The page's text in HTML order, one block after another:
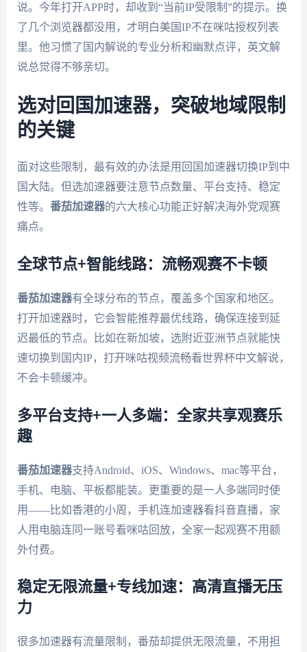
说。今年打开APP时，却收到“当前IP受限制”的提示。换
了几个浏览器都没用，才明白美国IP不在咪咕授权列表
里。他习惯了国内解说的专业分析和幽默点评，英文解
说总觉得不够亲切。
选对回国加速器，突破地域限制
的关键
面对这些限制，最有效的办法是用回国加速器切换IP到中
国大陆。但选加速器要注意节点数量、平台支持、稳定
性等。 番茄加速器的六大核心功能正好解决海外党观赛
痛点。
全球节点+智能线路：流畅观赛不卡顿
番茄加速器有全球分布的节点，覆盖多个国家和地区。
打开加速器时，它会智能推荐最优线路，确保连接到延
迟最低的节点。比如在新加坡，选附近亚洲节点就能快
速切换到国内IP，打开咪咕视频流畅看世界杯中文解说，
不会卡顿缓冲。
多平台支持+一人多端：全家共享观赛乐
趣
番茄加速器支持Android、iOS、Windows、mac等平台，
手机、电脑、平板都能装。更重要的是一人多端同时使
用——比如香港的小周，手机连加速器看抖音直播，家
人用电脑连同一账号看咪咕回放，全家一起观赛不用额
外付费。
稳定无限流量+专线加速：高清直播无压
力
很多加速器有流量限制，番茄却提供无限流量，不用担